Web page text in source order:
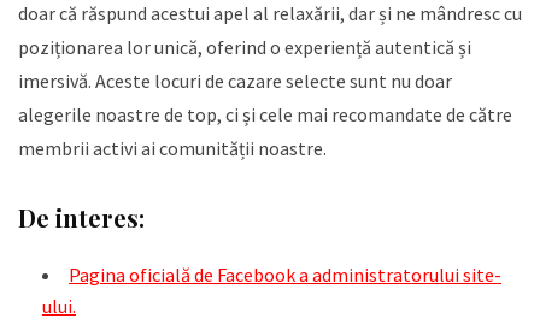
doar că răspund acestui apel al relaxării, dar și ne mândresc cu
poziționarea lor unică, oferind o experiență autentică și
imersivă. Aceste locuri de cazare selecte sunt nu doar
alegerile noastre de top, ci și cele mai recomandate de către
membrii activi ai comunității noastre.
De interes:
Pagina oficială de Facebook a administratorului site-
ului.